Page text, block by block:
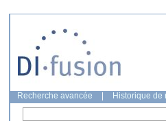
Recherche avancée Historique de